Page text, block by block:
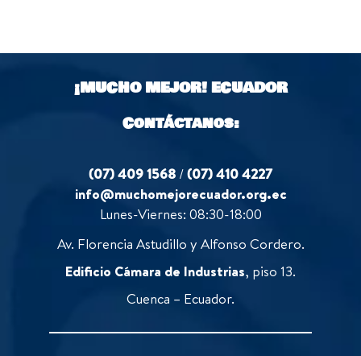
¡MUCHO MEJOR!ECUADOR
Contáctanos:
(07) 409 1568 /(07) 410 4227
info@muchomejorecuador.org.ec
Lunes-Viernes: 08:30-18:00
Av. Florencia Astudillo y Alfonso Cordero.
Edificio Cámara de Industrias, piso 13.
Cuenca – Ecuador.